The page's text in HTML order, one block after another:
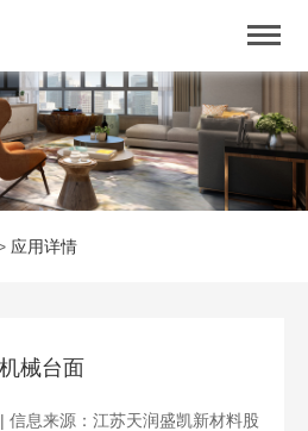
应用详情
机械台面
信息来源：江苏天润盛凯新材料股